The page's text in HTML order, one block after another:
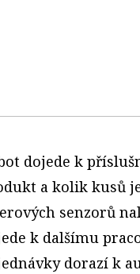
dojede k
a kolik kusů
senzorů
k dalšímu
dorazí k